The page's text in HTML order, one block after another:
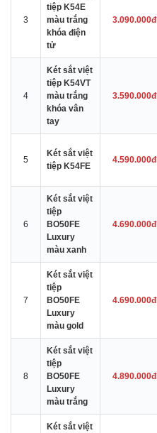
3
tiệp K54E
màu trắng
khóa điện
tử
3.090.000đ
4
Két sắt việt
tiệp K54VT
màu trắng
khóa vân
tay
3.590.000đ
5
Két sắt việt
tiệp K54FE
4.590.000đ
6
Két sắt việt
tiệp
BO50FE
Luxury
màu xanh
4.690.000đ
7
Két sắt việt
tiệp
BO50FE
Luxury
màu gold
4.690.000đ
8
Két sắt việt
tiệp
BO50FE
Luxury
màu trắng
4.890.000đ
Két sắt việt